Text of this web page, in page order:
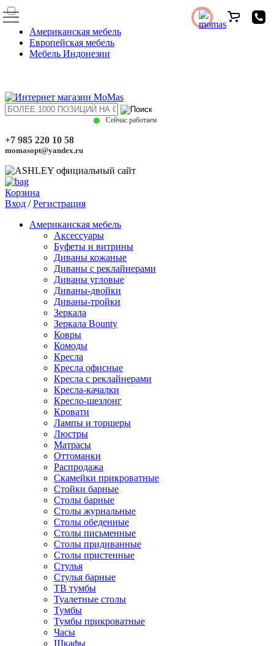
Американская мебель
Европейская мебель
Мебель Индонезии
Сейчас работаем
+7 985 220 10 58
momasopt@yandex.ru
Корзина
Вход /Регистрация
Американская мебель
Аксессуары
Буфеты и витрины
Диваны кожаные
Диваны с реклайнерами
Диваны угловые
Диваны-двойки
Диваны-тройки
Зеркала
Зеркала Bounty
Ковры
Комоды
Кресла
Кресла офисные
Кресла с реклайнерами
Кресла-качалки
Кресло-шезлонг
Кровати
Лампы и торшеры
Люстры
Матрасы
Оттоманки
Распродажа
Скамейки прикроватные
Стойки барные
Столы барные
Столы журнальные
Столы обеденные
Столы письменные
Столы придиванные
Столы пристенные
Стулья
Стулья барные
ТВ тумбы
Туалетные столы
Тумбы
Тумбы прикроватные
Часы
Шкафы